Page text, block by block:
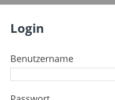
Login
Benutzername